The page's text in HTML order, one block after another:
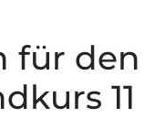
für den
11